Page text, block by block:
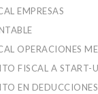
EMPRESAS
OPERACIONES
FISCAL A START-
EN DEDUCCIONES